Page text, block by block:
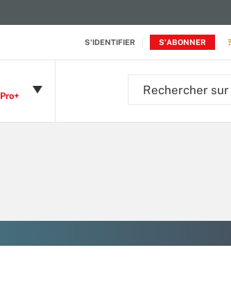
S'IDENTIFIER S'ABONNER
Pro+